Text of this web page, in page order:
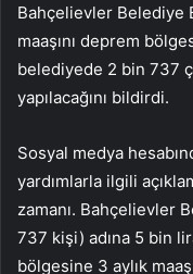
Bahçelievler Belediye
maaşını deprem
belediyede 2 bin 737
yapılacağını bildirdi.
Sosyal medya
yardımlarla ilgili
zamanı. Bahçelievler
737 kişi) adına 5 bin
bölgesine 3 aylık